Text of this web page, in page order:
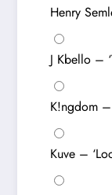
Henry
J Kbello –
K!ngdom –
Kuve –